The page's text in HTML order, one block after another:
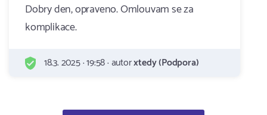
Dobry den, opraveno. Omlouvam se za
komplikace.
18.3. 2025 · 19:58 · autorxtedy (Podpora)